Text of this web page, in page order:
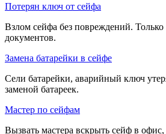
Потерян ключ от сейфа
Взлом сейфа без повреждений.
документов.
Замена батарейки в сейфе
Сели батарейки, аварийный ключ
заменой батареек.
Мастер по сейфам
Вызвать мастера вскрыть сейф в офис,